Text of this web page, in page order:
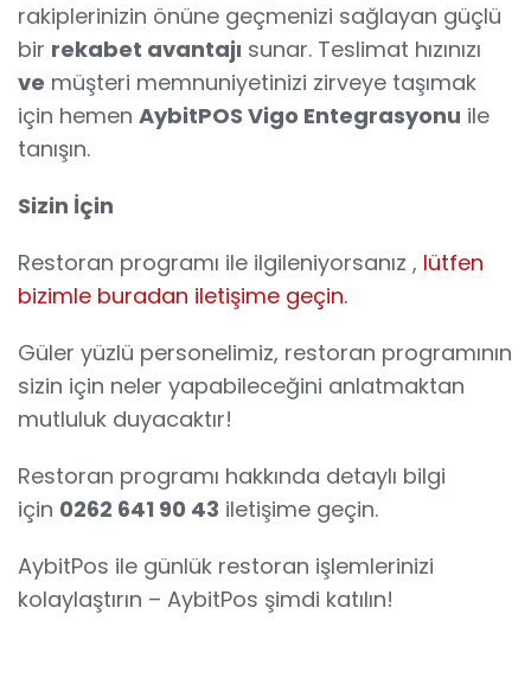
rakiplerinizin önüne geçmenizi sağlayan güçlü
bir rekabet avantajı sunar. Teslimat hızınızı
ve müşteri memnuniyetinizi zirveye taşımak
için hemen AybitPOS Vigo Entegrasyonu ile
tanışın.
Sizin İçin
Restoran programı ile ilgileniyorsanız , lütfen
bizimle buradan iletişime geçin.
Güler yüzlü personelimiz, restoran programının
sizin için neler yapabileceğini anlatmaktan
mutluluk duyacaktır!
Restoran programı hakkında detaylı bilgi
için 0262 641 90 43 iletişime geçin.
AybitPos ile günlük restoran işlemlerinizi
kolaylaştırın – AybitPos şimdi katılın!